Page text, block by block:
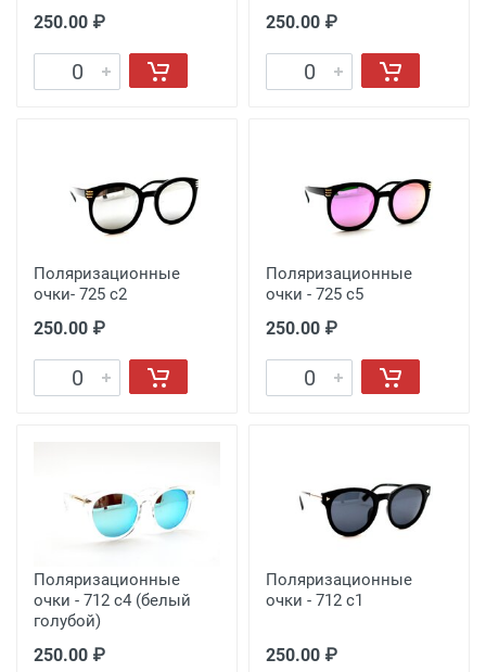
250.00 ₽ 250.00 ₽
Поляризационные
очки- 725 с2
250.00 ₽
Поляризационные
очки - 725 с5
250.00 ₽
Поляризационные
очки - 712 с4 (белый
голубой)
250.00 ₽
Поляризационные
очки - 712 с1
250.00 ₽